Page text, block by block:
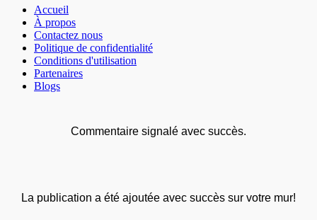
Accueil
À propos
Contactez nous
Politique de confidentialité
Conditions d'utilisation
Partenaires
Blogs
Commentaire signalé avec succès.
La publication a été ajoutée avec succès sur votre mur!